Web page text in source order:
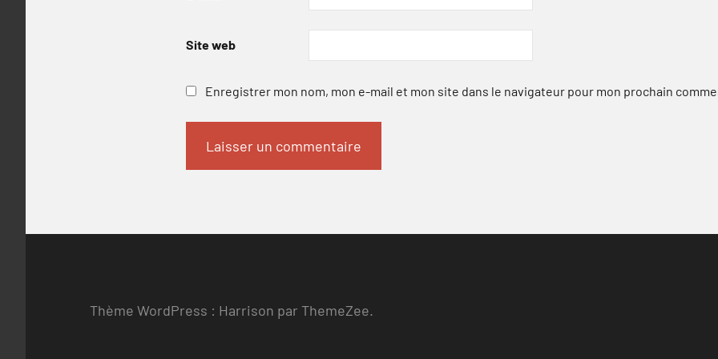
Site web
Enregistrer mon nom, mon e-mail et mon site dans le navigateur pour mon prochain
Thème WordPress : Harrison par ThemeZee.